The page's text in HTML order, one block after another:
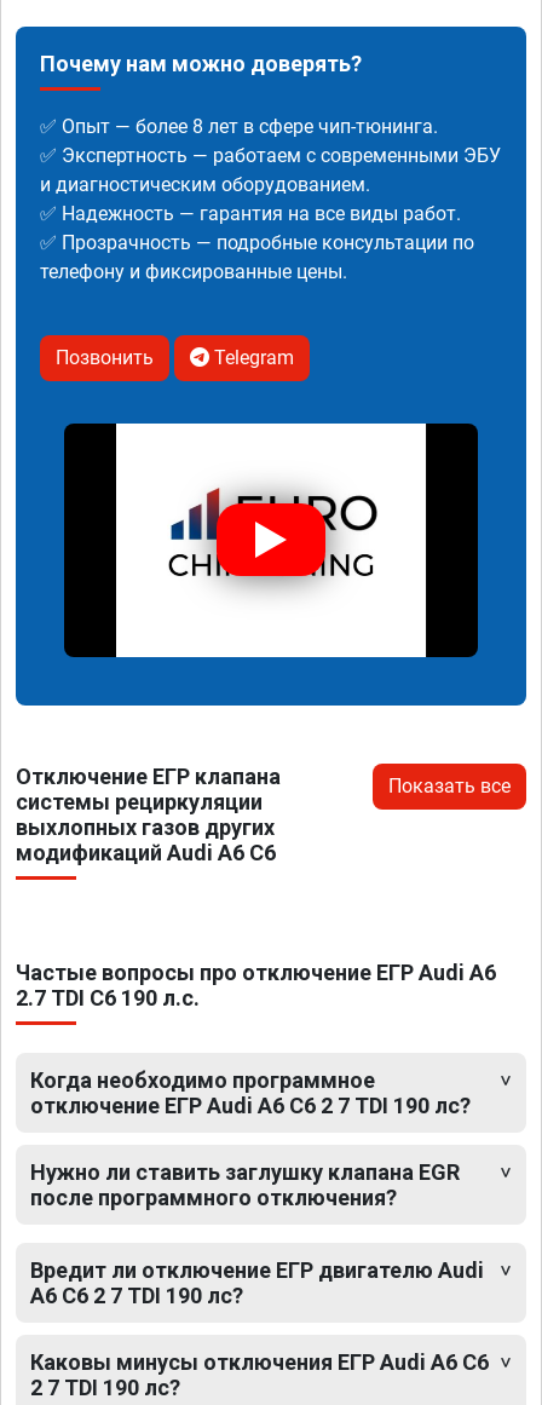
Почему нам можно доверять?
✅ Опыт — более 8 лет в сфере чип-тюнинга.
✅ Экспертность — работаем с современными ЭБУ
и диагностическим оборудованием.
✅ Надежность — гарантия на все виды работ.
✅ Прозрачность — подробные консультации по
телефону и фиксированные цены.
Позвонить Telegram
Отключение ЕГР клапана
системы рециркуляции
выхлопных газов других
модификаций Audi A6 C6
Показать все
Частые вопросы про отключение ЕГР Audi A6
2.7 TDI C6 190 л.с.
Когда необходимо программное
отключение ЕГР Audi A6 C6 2 7 TDI 190 лс?
Нужно ли ставить заглушку клапана EGR
после программного отключения?
Вредит ли отключение ЕГР двигателю Audi
A6 C6 2 7 TDI 190 лс?
Каковы минусы отключения ЕГР Audi A6 C6
2 7 TDI 190 лс?